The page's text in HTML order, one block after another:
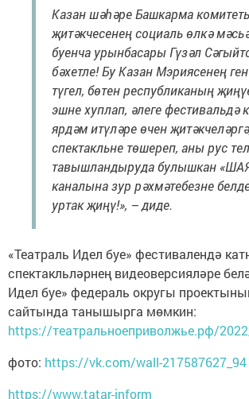
Казан шәһәре Башкарма
җитәкчесенең социаль өлкә
буенча урынбасары Гүзәл
бәхетле! Бу Казан Мэриясенең
түгел, бөтен республиканың
эшне хуплап, әлеге фестивальдә
ярдәм итүләре өчен
спектакльне төшереп, аны рус
тавышландыруда булышкан
каналына зур рәхмәтебезне
уртак җиңү!», – диде.
«Театраль Идел буе» фестивалендә
спектакльләрнең видеоверсияләре
Идел буе» федераль округы
сайтында танышырга мөмкин:
https://театральноеприволжье.рф/
фото: https://vk.com/wall-217587627_94
https://www.tatar-inform